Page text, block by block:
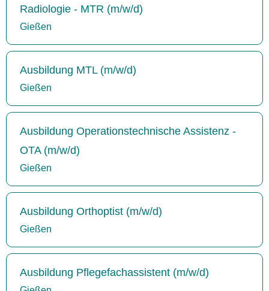
Radiologie - MTR (m/w/d)
Gießen
Ausbildung MTL (m/w/d)
Gießen
Ausbildung Operationstechnische Assistenz -
OTA (m/w/d)
Gießen
Ausbildung Orthoptist (m/w/d)
Gießen
Ausbildung Pflegefachassistent (m/w/d)